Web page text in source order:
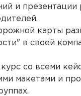
и презентации
карты
в своей
со всеми
макетами и